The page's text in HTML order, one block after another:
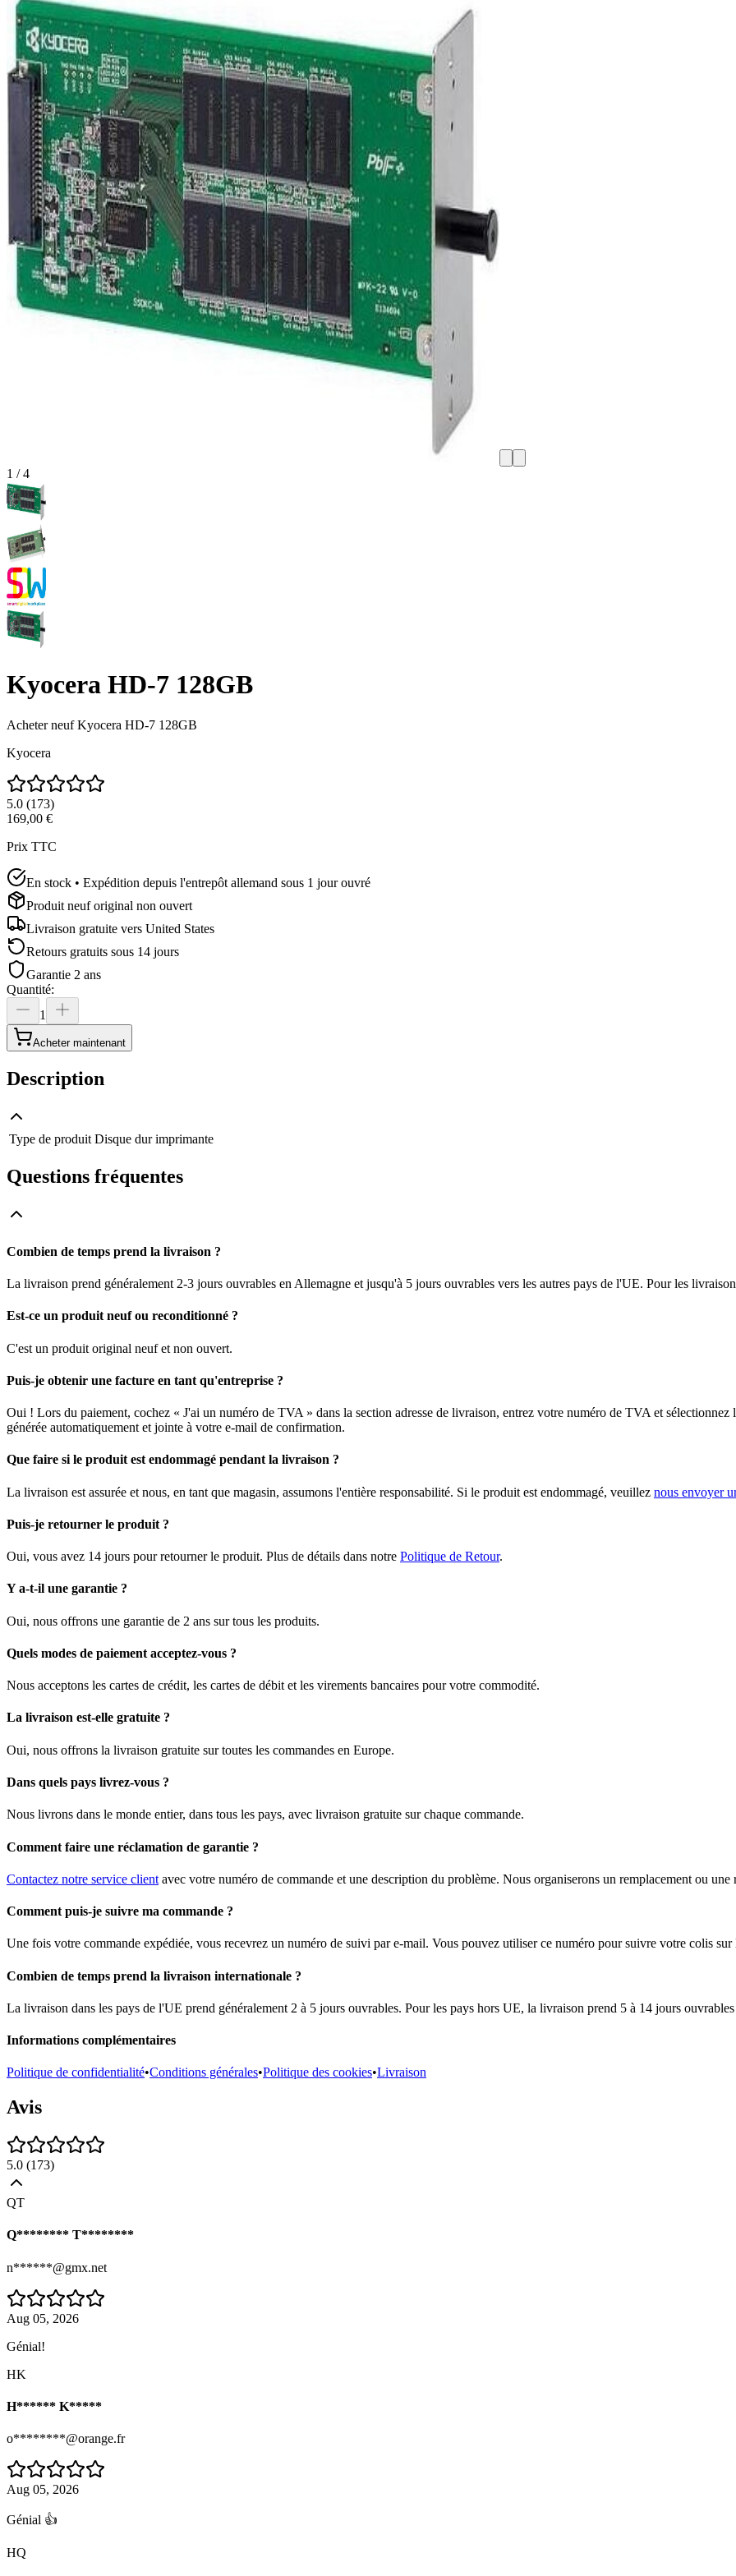
1 /4
Kyocera HD-7 128GB
Acheter neuf Kyocera HD-7 128GB
Kyocera
5.0 (173)
169,00 €
Prix TTC
En stock • Expédition depuis l'entrepôt allemand sous 1 jour ouvré
Produit neuf original non ouvert
Livraison gratuite vers United States
Retours gratuits sous 14 jours
Garantie 2 ans
Quantité:
1
Acheter maintenant
Description
Type de produit Disque dur imprimante
Questions fréquentes
Combien de temps prend la livraison ?
La livraison prend généralement 2-3 jours ouvrables en Allemagne et jusqu'à 5 jours ouvrables vers les autres pays de l'UE. Pour les
Est-ce un produit neuf ou reconditionné ?
C'est un produit original neuf et non ouvert.
Puis-je obtenir une facture en tant qu'entreprise ?
Oui ! Lors du paiement, cochez « J'ai un numéro de TVA » dans la section adresse de livraison, entrez votre numéro de TVA et
générée automatiquement et jointe à votre e-mail de confirmation.
Que faire si le produit est endommagé pendant la livraison ?
La livraison est assurée et nous, en tant que magasin, assumons l'entière responsabilité. Si le produit est endommagé, veuillez nous envoyer
Puis-je retourner le produit ?
Oui, vous avez 14 jours pour retourner le produit. Plus de détails dans notre Politique de Retour.
Y a-t-il une garantie ?
Oui, nous offrons une garantie de 2 ans sur tous les produits.
Quels modes de paiement acceptez-vous ?
Nous acceptons les cartes de crédit, les cartes de débit et les virements bancaires pour votre commodité.
La livraison est-elle gratuite ?
Oui, nous offrons la livraison gratuite sur toutes les commandes en Europe.
Dans quels pays livrez-vous ?
Nous livrons dans le monde entier, dans tous les pays, avec livraison gratuite sur chaque commande.
Comment faire une réclamation de garantie ?
Contactez notre service client avec votre numéro de commande et une description du problème. Nous organiserons un remplacement ou une
Comment puis-je suivre ma commande ?
Une fois votre commande expédiée, vous recevrez un numéro de suivi par e-mail. Vous pouvez utiliser ce numéro pour suivre votre colis sur
Combien de temps prend la livraison internationale ?
La livraison dans les pays de l'UE prend généralement 2 à 5 jours ouvrables. Pour les pays hors UE, la livraison prend 5 à 14 jours
Informations complémentaires
Politique de confidentialité•Conditions générales•Politique des cookies•Livraison
Avis
5.0 (173)
QT
Q******** T********
n******@gmx.net
Aug 05, 2026
Génial!
HK
H****** K*****
o********@orange.fr
Aug 05, 2026
Génial 👍
HQ